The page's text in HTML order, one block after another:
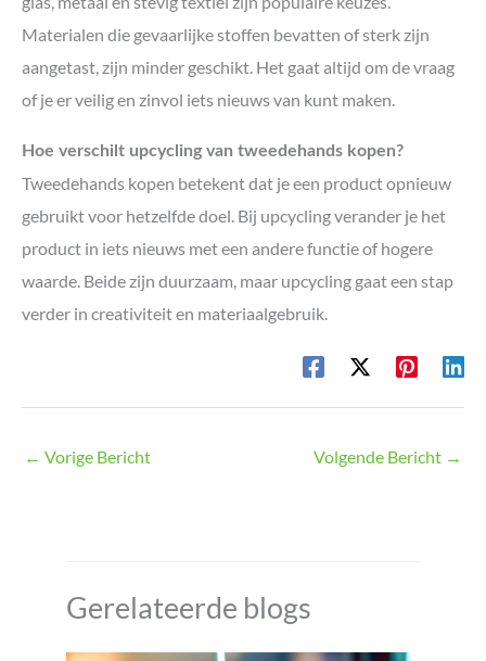
Materialen die gevaarlijke stoffen bevatten of sterk zijn
aangetast, zijn minder geschikt. Het gaat altijd om de vraag
of je er veilig en zinvol iets nieuws van kunt maken.
Hoe verschilt upcycling van tweedehands kopen?
Tweedehands kopen betekent dat je een product opnieuw
gebruikt voor hetzelfde doel. Bij upcycling verander je het
product in iets nieuws met een andere functie of hogere
waarde. Beide zijn duurzaam, maar upcycling gaat een stap
verder in creativiteit en materiaalgebruik.
← Vorige Bericht Volgende Bericht →
Gerelateerde blogs